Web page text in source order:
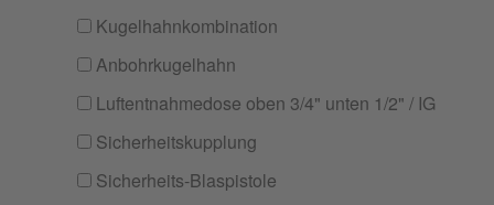
Kugelhahnkombination
Anbohrkugelhahn
Luftentnahmedose oben 3/4" unten 1/2" / IG
Sicherheitskupplung
Sicherheits-Blaspistole